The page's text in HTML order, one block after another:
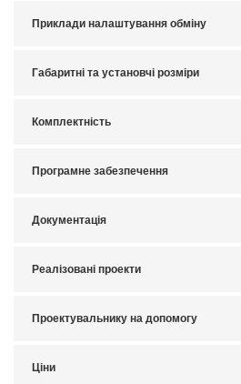
Приклади налаштування обміну
Габаритні та установчі розміри
Комплектність
Програмне забезпечення
Документація
Реалізовані проекти
Проектувальнику на допомогу
Ціни